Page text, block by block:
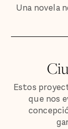
Una novela
Estos
que nos